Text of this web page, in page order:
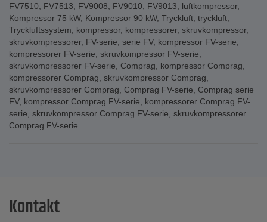
FV7510, FV7513, FV9008, FV9010, FV9013, luftkompressor,
Kompressor 75 kW, Kompressor 90 kW, Tryckluft, tryckluft,
Tryckluftssystem, kompressor, kompressorer, skruvkompressor,
skruvkompressorer, FV-serie, serie FV, kompressor FV-serie,
kompressorer FV-serie, skruvkompressor FV-serie,
skruvkompressorer FV-serie, Comprag, kompressor Comprag,
kompressorer Comprag, skruvkompressor Comprag,
skruvkompressorer Comprag, Comprag FV-serie, Comprag serie
FV, kompressor Comprag FV-serie, kompressorer Comprag FV-
serie, skruvkompressor Comprag FV-serie, skruvkompressorer
Comprag FV-serie
Kontakt